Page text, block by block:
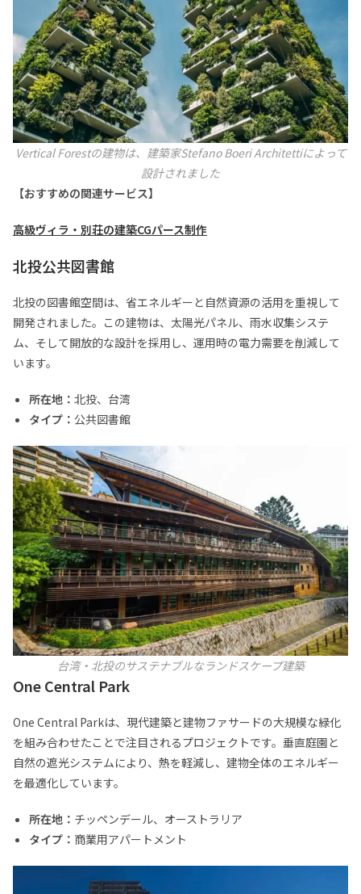
Vertical Forestの建物は、建築家Stefano Boeri Architettiによって
設計されました
【おすすめの関連サービス】
高級ヴィラ・別荘の建築CGパース制作
北投公共図書館
北投の図書館空間は、省エネルギーと自然資源の活用を重視して
開発されました。この建物は、太陽光パネル、雨水収集システ
ム、そして開放的な設計を採用し、運用時の電力需要を削減して
います。
所在地： 北投、台湾
タイプ： 公共図書館
台湾・北投のサステナブルなランドスケープ建築
One Central Park
One Central Parkは、現代建築と建物ファサードの大規模な緑化
を組み合わせたことで注目されるプロジェクトです。垂直庭園と
自然の遮光システムにより、熱を軽減し、建物全体のエネルギー
を最適化しています。
所在地： チッペンデール、オーストラリア
タイプ： 商業用アパートメント